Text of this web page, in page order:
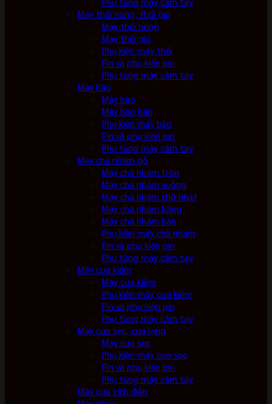
Máy thổi nóng, thổi gió
Máy thổi nóng
Máy thổi gió
Phụ kiện máy thổi
Pin và phụ kiện pin
Phụ tùng máy cầm tay
Máy bào
Máy bào
Máy bào bàn
Phụ kiện máy bào
Pin và phụ kiện pin
Phụ tùng máy cầm tay
Máy chà nhám gỗ
Máy chà nhám tròn
Máy chà nhám vuông
Máy chà nhám chữ nhật
Máy chà nhám băng
Máy chà nhám bàn
Phụ kiện máy chà nhám
Pin và phụ kiện pin
Phụ tùng máy cầm tay
Máy cưa kiếm
Máy cưa kiếm
Phụ kiện máy cưa kiếm
Pin và phụ kiện pin
Phụ tùng máy cầm tay
Máy cưa sọc, cưa lọng
Máy cưa sọc
Phụ kiện máy cưa sọc
Pin và phụ kiện pin
Phụ tùng máy cầm tay
Máy cưa xích điện